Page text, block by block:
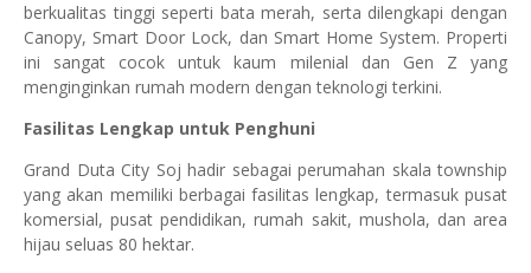
berkualitas tinggi seperti bata merah, serta dilengkapi dengan
Canopy, Smart Door Lock, dan Smart Home System. Properti
ini sangat cocok untuk kaum milenial dan Gen Z yang
menginginkan rumah modern dengan teknologi terkini.
Fasilitas Lengkap untuk Penghuni
Grand Duta City Soj hadir sebagai perumahan skala township
yang akan memiliki berbagai fasilitas lengkap, termasuk pusat
komersial, pusat pendidikan, rumah sakit, mushola, dan area
hijau seluas 80 hektar.